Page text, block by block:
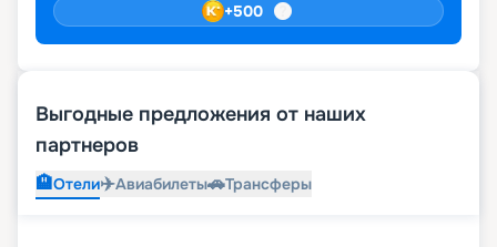
+500
Выгодные предложения от наших
партнеров
🏨Отели✈️Авиабилеты🚗Трансферы